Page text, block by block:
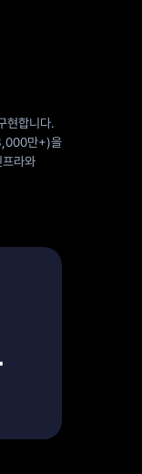
현합니다.
만+)을
라와